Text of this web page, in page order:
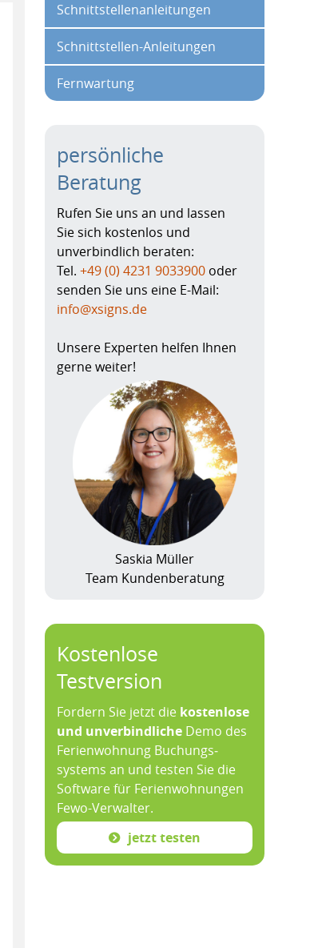
Schnittstellenanleitungen
Schnittstellen-Anleitungen
Fernwartung
persönliche
Beratung
Rufen Sie uns an und lassen
Sie sich kostenlos und
unverbindlich beraten:
Tel. +49 (0) 4231 9033900 oder
senden Sie uns eine E-Mail:
info@xsigns.de
Unsere Experten helfen Ihnen
gerne weiter!
Saskia Müller
Team Kundenberatung
Kostenlose
Testversion
Fordern Sie jetzt die kosten­lose
und un­ver­bind­liche Demo des
Ferien­wohnung Buchungs­
systems an und testen Sie die
Soft­ware für Ferien­wohnungen
Fewo-­Verwalter.
jetzt testen